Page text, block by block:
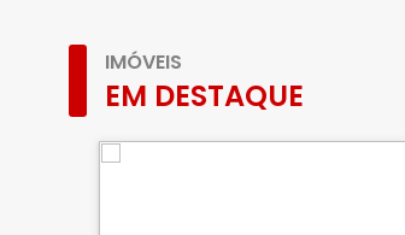
IMÓVEIS
EM DESTAQUE